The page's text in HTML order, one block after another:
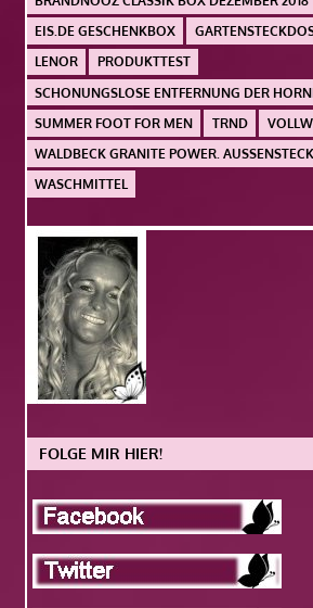
EIS.DE GESCHENKBOX
LENOR
PRODUKTTEST
SCHONUNGSLOSE ENTFERNUNG DER
SUMMER FOOT FOR MEN
TRND
WALDBECK GRANITE POWER.
WASCHMITTEL
FOLGE MIR HIER!